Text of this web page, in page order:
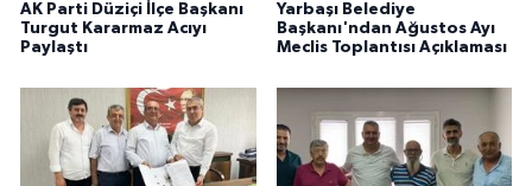
AK Parti Düziçi İlçe Başkanı
Turgut Kararmaz Acıyı
Paylaştı
Yarbaşı Belediye
Başkanı'ndan Ağustos Ayı
Meclis Toplantısı Açıklaması